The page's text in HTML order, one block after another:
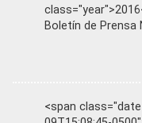
Boletín de Prensa
<span